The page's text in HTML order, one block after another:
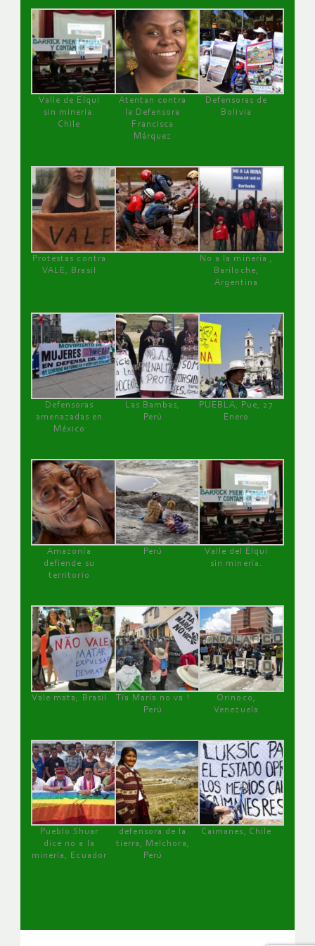
Valle de Elqui
sin minería.
Chile
Atentan contra
la Defensora
Francisca
Márquez
Defensoras de
Bolivia
Protestas contra
VALE, Brasil
No a la minería ,
Bariloche,
Argentina
Defensoras
amenazadas en
México
Las Bambas,
Perú
PUEBLA, Pue, 27
Enero
Amazonía
defiende su
territorio
Perú
Valle del Elqui
sin minería.
Vale mata, Brasil
Tía María no va !
Perú
Orinoco,
Venezuela
Pueblo Shuar
dice no a la
minería, Ecuador
defensora de la
tierra, Melchora,
Perú
Caimanes, Chile